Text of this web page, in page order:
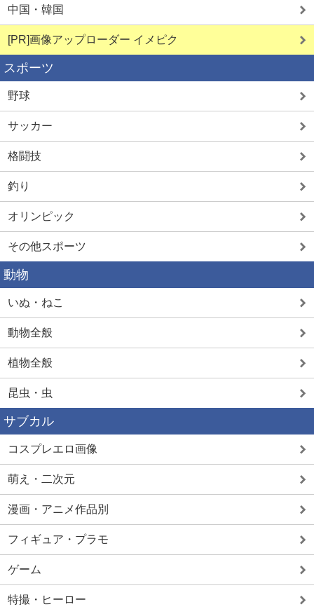
中国・韓国
[PR]画像アップローダー イメピク
スポーツ
野球
サッカー
格闘技
釣り
オリンピック
その他スポーツ
動物
いぬ・ねこ
動物全般
植物全般
昆虫・虫
サブカル
コスプレエロ画像
萌え・二次元
漫画・アニメ作品別
フィギュア・プラモ
ゲーム
特撮・ヒーロー